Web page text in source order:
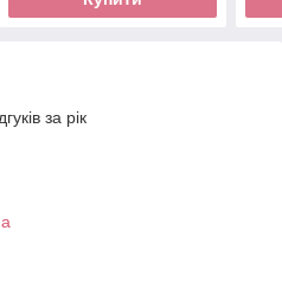
за рік